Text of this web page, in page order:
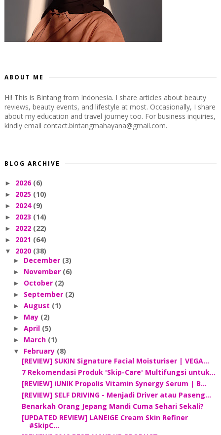
ABOUT ME
Hi! This is Bintang from Indonesia. I share articles about beauty
reviews, beauty events, and lifestyle at most. Occasionally, I share
about my education and travel journey too. For business inquiries,
kindly email contact.bintangmahayana@gmail.com.
BLOG ARCHIVE
► 2026 (6)
► 2025 (10)
► 2024 (9)
► 2023 (14)
► 2022 (22)
► 2021 (64)
▼ 2020 (38)
► December (3)
► November (6)
► October (2)
► September (2)
► August (1)
► May (2)
► April (5)
► March (1)
▼ February (8)
[REVIEW] SUKIN Signature Facial Moisturiser | VEGA...
7 Rekomendasi Produk 'Skip-Care' Multifungsi untuk...
[REVIEW] iUNIK Propolis Vitamin Synergy Serum | B...
[REVIEW] SELF DRIVING - Menjadi Driver atau Paseng...
Benarkah Orang Jepang Mandi Cuma Sehari Sekali?
[UPDATED REVIEW] LANEIGE Cream Skin Refiner
#SkipC...